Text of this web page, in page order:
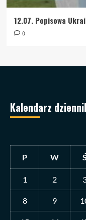
12.07. Popisowa
0
Kalendarz
P W Ś
1 2
8 9